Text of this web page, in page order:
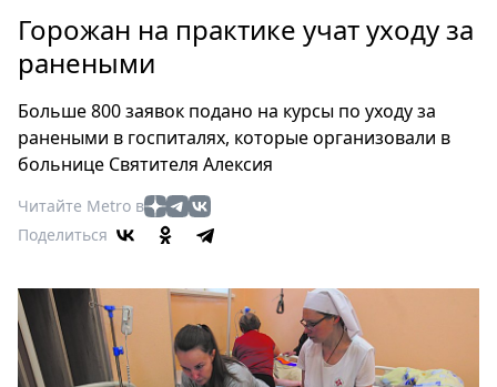
Россия
Мир
Еда
Туризм
Театр
Кино
Книги
Выставки
Пресс-
Горожан на практике учат уходу за
ранеными
Больше 800 заявок подано на курсы по уходу за
ранеными в госпиталях, которые организовали в
больнице Святителя Алексия
Читайте Metro в
Поделиться